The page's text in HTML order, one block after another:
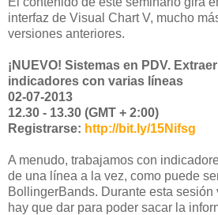
interfaz de Visual Chart V, mucho
versiones anteriores.
¡NUEVO! Sistemas en PDV.
indicadores con varias líneas
02-07-2013
12.30 - 13.30 (GMT + 2:00)
Registrarse: http://bit.ly/15Nifsg
A menudo, trabajamos con
de una línea a la vez, como puede
BollingerBands. Durante esta
hay que dar para poder sacar la